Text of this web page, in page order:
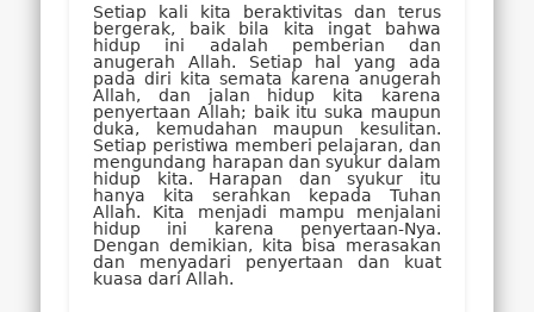
Setiap kali kita beraktivitas dan terus
bergerak, baik bila kita ingat bahwa
hidup ini adalah pemberian dan
anugerah Allah. Setiap hal yang ada
pada diri kita semata karena anugerah
Allah, dan jalan hidup kita karena
penyertaan Allah; baik itu suka maupun
duka, kemudahan maupun kesulitan.
Setiap peristiwa memberi pelajaran, dan
mengundang harapan dan syukur dalam
hidup kita. Harapan dan syukur itu
hanya kita serahkan kepada Tuhan
Allah. Kita menjadi mampu menjalani
hidup ini karena penyertaan-Nya.
Dengan demikian, kita bisa merasakan
dan menyadari penyertaan dan kuat
kuasa dari Allah.